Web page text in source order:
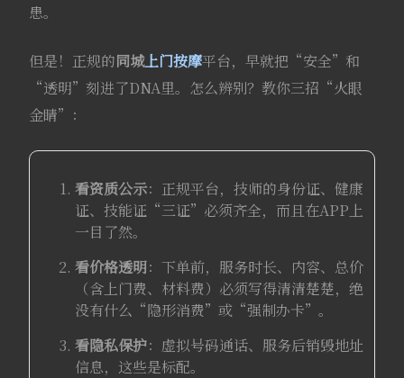
患。
但是！正规的同城上门按摩平台，早就把“安全”和
“透明”刻进了DNA里。怎么辨别？教你三招“火眼
金睛”：
看资质公示：正规平台，技师的身份证、健康
证、技能证“三证”必须齐全，而且在APP上
一目了然。
看价格透明：下单前，服务时长、内容、总价
（含上门费、材料费）必须写得清清楚楚，绝
没有什么“隐形消费”或“强制办卡”。
看隐私保护：虚拟号码通话、服务后销毁地址
信息，这些是标配。